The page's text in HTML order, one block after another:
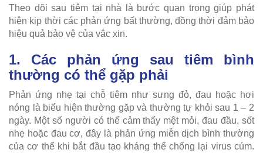
Theo dõi sau tiêm tại nhà là bước quan trọng giúp phát
hiện kịp thời các phản ứng bất thường, đồng thời đảm bảo
hiệu quả bảo vệ của vắc xin.
1. Các phản ứng sau tiêm bình
thường có thể gặp phải
Phản ứng nhẹ tại chỗ tiêm như sưng đỏ, đau hoặc hơi
nóng là biểu hiện thường gặp và thường tự khỏi sau 1 – 2
ngày. Một số người có thể cảm thấy mệt mỏi, đau đầu, sốt
nhẹ hoặc đau cơ, đây là phản ứng miễn dịch bình thường
của cơ thể khi bắt đầu tạo kháng thể chống lại virus cúm.